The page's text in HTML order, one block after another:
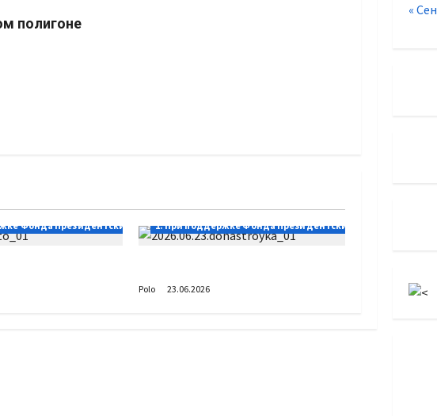
полигоне
Фонда Президентских грантов1. При поддержке Фонда Президентских грантов
Polo 23.06.2026
« Сен